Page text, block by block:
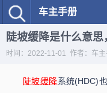
车主手册
陡坡缓降是什么意
时间：2022-11-01 作者：车主
陡坡缓降系统(HDC)